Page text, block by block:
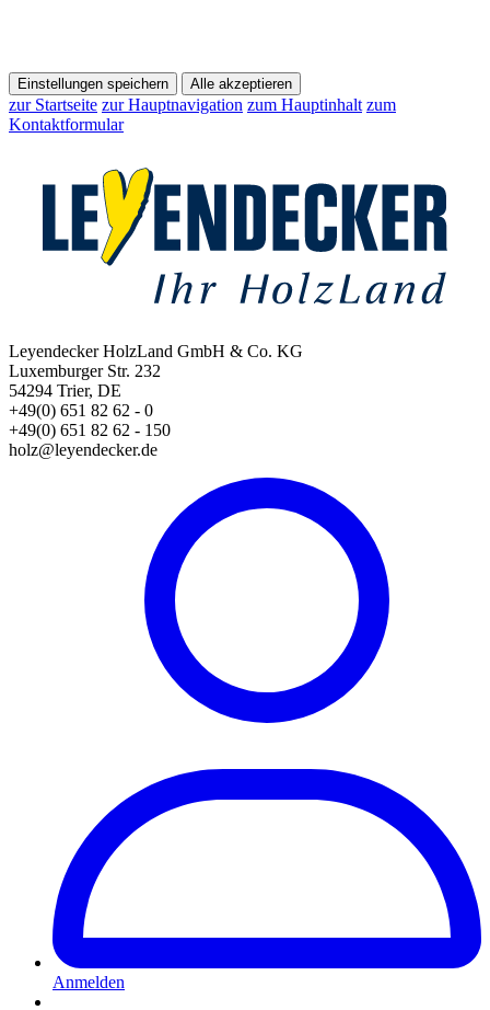
Einstellungen speichern Alle akzeptieren
zur Startseite zur Hauptnavigation zum Hauptinhalt zum
Kontaktformular
Leyendecker HolzLand GmbH & Co. KG
Luxemburger Str. 232
54294 Trier, DE
+49(0) 651 82 62 - 0
+49(0) 651 82 62 - 150
holz@leyendecker.de
Anmelden